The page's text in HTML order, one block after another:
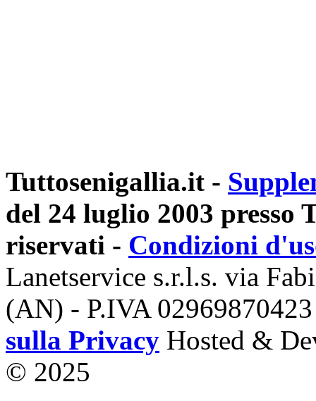
Tuttosenigallia.it -
del 24 luglio 2003
riservati - Condizioni
Lanetservice s.r.l.s. via
(AN) - P.IVA
sulla Privacy Hosted &
© 2025